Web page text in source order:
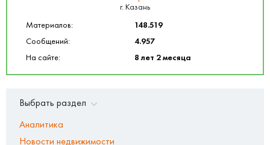
г. Казань
Материалов:
148.519
Сообщений:
4.957
На сайте:
8 лет 2 месяца
Выбрать раздел
Аналитика
Новости недвижимости